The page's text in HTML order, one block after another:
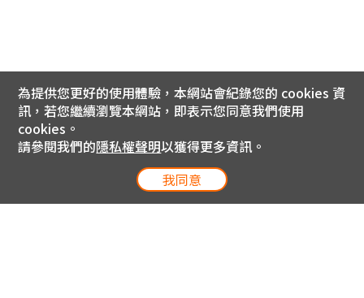
為提供您更好的使用體驗，本網站會紀錄您的 cookies 資
訊，若您繼續瀏覽本網站，即表示您同意我們使用
cookies。
請參閱我們的隱私權聲明以獲得更多資訊。
我同意